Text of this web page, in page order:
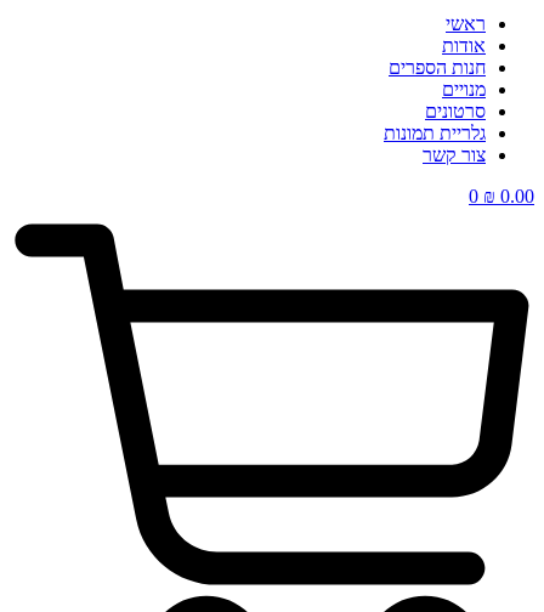
ראשי
אודות
חנות הספרים
מנויים
סרטונים
גלריית תמונות
צור קשר
₪ 0.00
0